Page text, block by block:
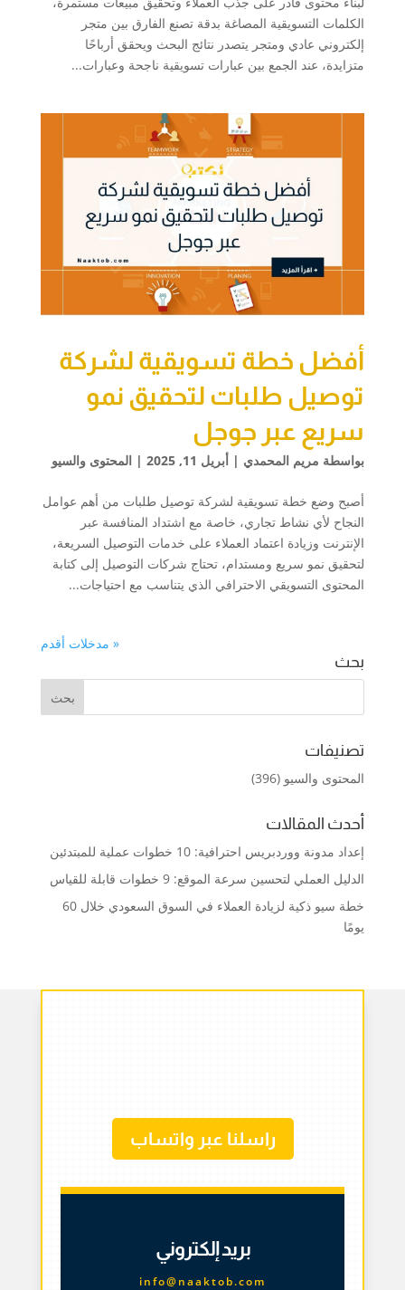
الكلمات التسويقية المصاغة بدقة تصنع الفارق بين متجر
إلكتروني عادي ومتجر يتصدر نتائج البحث ويحقق أرباحًا
متزايدة، عند الجمع بين عبارات تسويقية ناجحة وعبارات...
أفضل خطة تسويقية لشركة
توصيل طلبات لتحقيق نمو
سريع عبر جوجل
بواسطة مريم المحمدي | أبريل 11, 2025 | المحتوى والسيو
أصبح وضع خطة تسويقية لشركة توصيل طلبات من أهم عوامل
النجاح لأي نشاط تجاري، خاصة مع اشتداد المنافسة عبر
الإنترنت وزيادة اعتماد العملاء على خدمات التوصيل السريعة،
لتحقيق نمو سريع ومستدام، تحتاج شركات التوصيل إلى كتابة
المحتوى التسويقي الاحترافي الذي يتناسب مع احتياجات...
« مدخلات أقدم
بحث
تصنيفات
المحتوى والسيو (396)
أحدث المقالات
إعداد مدونة ووردبريس احترافية: 10 خطوات عملية للمبتدئين
الدليل العملي لتحسين سرعة الموقع: 9 خطوات قابلة للقياس
خطة سيو ذكية لزيادة العملاء في السوق السعودي خلال 60
يومًا
راسلنا عبر واتساب
بريد إلكتروني
info@naaktob.com